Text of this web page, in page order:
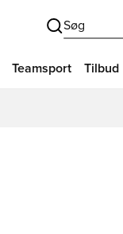
Søg
Teamsport Tilbud